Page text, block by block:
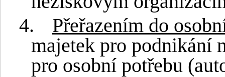
4.
Přeřazením do
majetek pro podnikání
pro osobní potřebu